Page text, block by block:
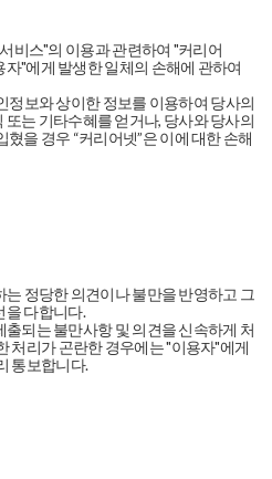
비스"의 이용과 관련하여 "커리어
"에게 발생한 일체의 손해에 관하여
정보와 상이한 정보를 이용하여 당사의
는 기타수혜를 얻거나, 당사와 당사의
을 경우 “커리어넷”은 이에 대한 손해
는 정당한 의견이나 불만을 반영하고 그
을 다합니다.
출되는 불만사항 및 의견을 신속하게 처
처리가 곤란한 경우에는 "이용자"에게
통보합니다.